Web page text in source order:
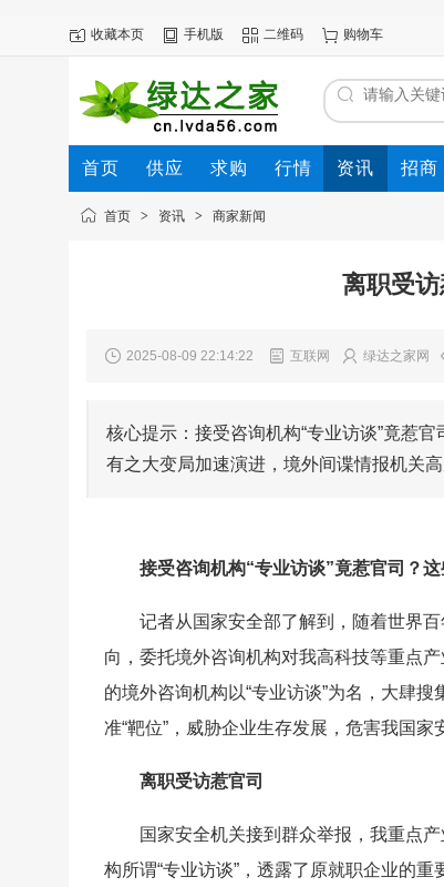
收藏本页 手机版 二维码 购物车
首页 供应 求购 行情 资讯 招商
首页 > 资讯 > 商家新闻
离职受
2025-08-09 22:14:22 互联网 绿达之家网
核心提示：接受咨询机构“专业访谈”竟惹
有之大变局加速演进，境外间谍情报机关
接受咨询机构“专业访谈”竟惹官司？
记者从国家安全部了解到，随着世界
向，委托境外咨询机构对我高科技等重点
的境外咨询机构以“专业访谈”为名，大肆
准“靶位”，威胁企业生存发展，危害我国家
离职受访惹官司
国家安全机关接到群众举报，我重点
构所谓“专业访谈”，透露了原就职企业的